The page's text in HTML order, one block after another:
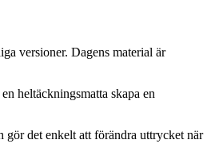
versioner. Dagens material är
heltäckningsmatta skapa en
det enkelt att förändra uttrycket när